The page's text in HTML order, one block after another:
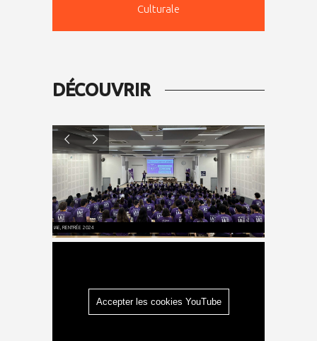
Culturale
DÉCOUVRIR
IAE, RENTRÉE 2024
Accepter les cookies YouTube